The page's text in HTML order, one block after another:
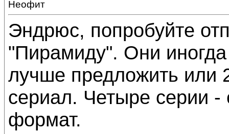
Неофит
Эндрюс, попробуйте
"Пирамиду". Они
лучше предложить или
сериал. Четыре серии
формат.